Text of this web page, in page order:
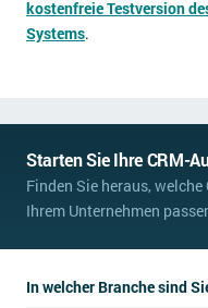
kostenfreie Testversion
Systems.
Starten Sie Ihre CRM-
Finden Sie heraus,
Ihrem Unternehmen
In welcher Branche sind